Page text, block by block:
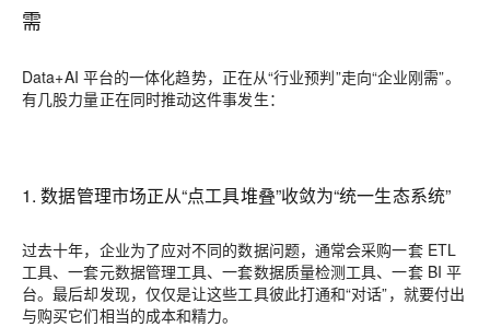
需
Data+AI 平台的一体化趋势，正在从“行业预判”走向“企业刚需”。
有几股力量正在同时推动这件事发生：
1. 数据管理市场正从“点工具堆叠”收敛为“统一生态系统”
过去十年，企业为了应对不同的数据问题，通常会采购一套 ETL
工具、一套元数据管理工具、一套数据质量检测工具、一套 BI 平
台。最后却发现，仅仅是让这些工具彼此打通和“对话”，就要付出
与购买它们相当的成本和精力。